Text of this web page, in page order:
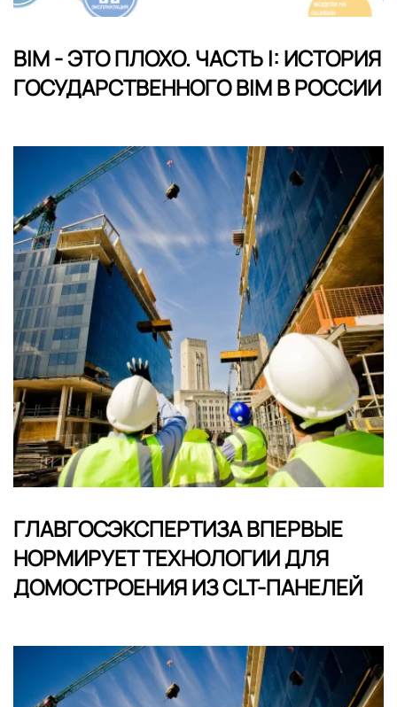
BIM - ЭТО ПЛОХО. ЧАСТЬ I: ИСТОРИЯ
ГОСУДАРСТВЕННОГО BIM В РОССИИ
ГЛАВГОСЭКСПЕРТИЗА ВПЕРВЫЕ
НОРМИРУЕТ ТЕХНОЛОГИИ ДЛЯ
ДОМОСТРОЕНИЯ ИЗ CLT-ПАНЕЛЕЙ